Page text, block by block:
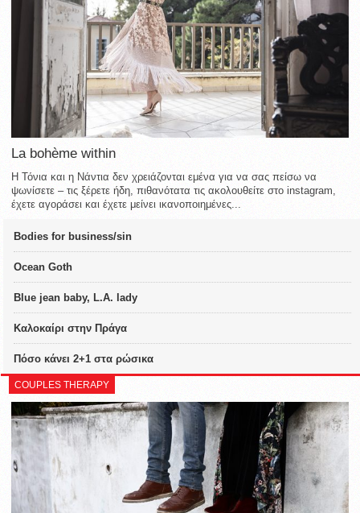
La bohème within
Η Τόνια και η Νάντια δεν χρειάζονται εμένα για να σας πείσω να
ψωνίσετε – τις ξέρετε ήδη, πιθανότατα τις ακολουθείτε στο instagram,
έχετε αγοράσει και έχετε μείνει ικανοποιημένες...
Bodies for business/sin
Ocean Goth
Blue jean baby, L.A. lady
Καλοκαίρι στην Πράγα
Πόσο κάνει 2+1 στα ρώσικα
COUPLES THERAPY